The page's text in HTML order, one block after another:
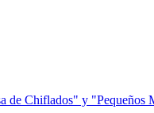
de Chiflados" y "Pequeños